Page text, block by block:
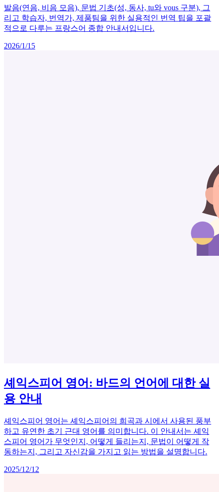
발음(연음, 비음 모음), 문법 기초(성, 동사, tu와 vous 구분), 그
리고 학습자, 번역가, 제품팀을 위한 실용적인 번역 팁을 포괄
적으로 다루는 프랑스어 종합 안내서입니다.
2026/1/15
셰익스피어 영어: 바드의 언어에 대한 실
용 안내
셰익스피어 영어는 셰익스피어의 희곡과 시에서 사용된 풍부
하고 유연한 초기 근대 영어를 의미합니다. 이 안내서는 셰익
스피어 영어가 무엇인지, 어떻게 들리는지, 문법이 어떻게 작
동하는지, 그리고 자신감을 가지고 읽는 방법을 설명합니다.
2025/12/12